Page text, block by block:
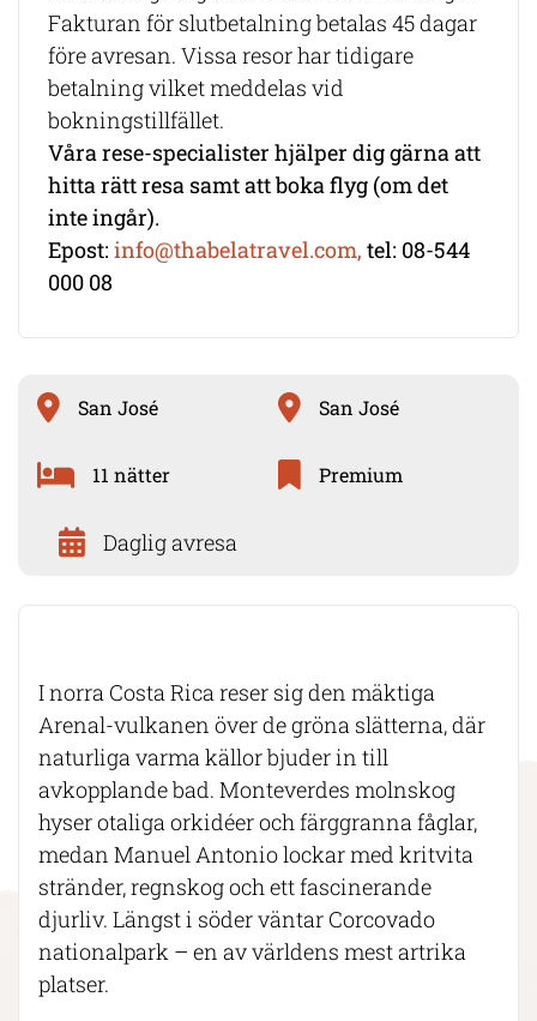
Fakturan för slutbetalning betalas 45 dagar
före avresan. Vissa resor har tidigare
betalning vilket meddelas vid
bokningstillfället.
Våra rese-specialister hjälper dig gärna att
hitta rätt resa samt att boka flyg (om det
inte ingår).
Epost: info@thabelatravel.com, tel: 08-544
000 08
San José San José
11 nätter Premium
Daglig avresa
I norra Costa Rica reser sig den mäktiga
Arenal-vulkanen över de gröna slätterna, där
naturliga varma källor bjuder in till
avkopplande bad. Monteverdes molnskog
hyser otaliga orkidéer och färggranna fåglar,
medan Manuel Antonio lockar med kritvita
stränder, regnskog och ett fascinerande
djurliv. Längst i söder väntar Corcovado
nationalpark – en av världens mest artrika
platser.